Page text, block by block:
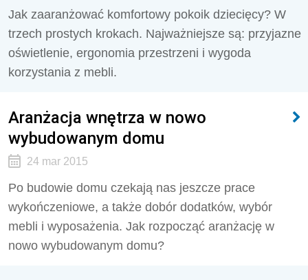
Jak zaaranżować komfortowy pokoik dziecięcy? W
trzech prostych krokach. Najważniejsze są: przyjazne
oświetlenie, ergonomia przestrzeni i wygoda
korzystania z mebli.
Aranżacja wnętrza w nowo
wybudowanym domu
24 mar 2015
Po budowie domu czekają nas jeszcze prace
wykończeniowe, a także dobór dodatków, wybór
mebli i wyposażenia. Jak rozpocząć aranżację w
nowo wybudowanym domu?